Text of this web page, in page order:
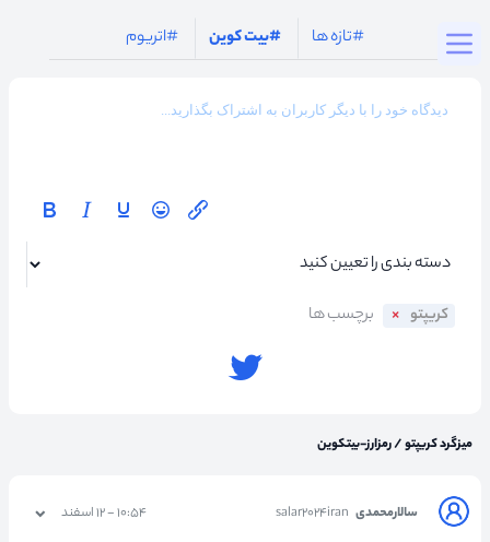
#تازه ها #بیت کوین #اتریوم
کریپتو
میزگرد کریپتو/رمزارز-بیتکوین
سالارمحمدی salar۲۰۲۴iran ۱۰:۵۴ - ۱۲ اسفند